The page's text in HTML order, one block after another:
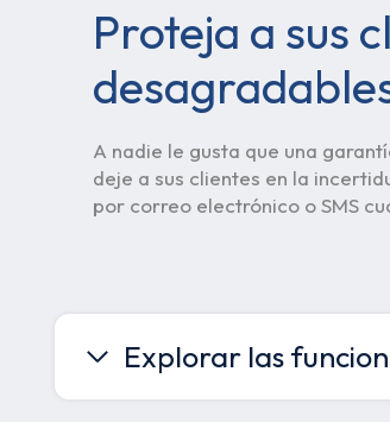
Proteja a sus
A nadie le gusta que una
deje a sus clientes en la
por correo electrónico o SMS
Explorar las